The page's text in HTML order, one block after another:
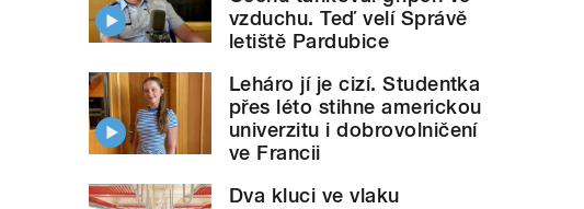
vzduchu. Teď velí Správě
letiště Pardubice
Leháro jí je cizí. Studentka
přes léto stihne americkou
univerzitu i dobrovolničení
ve Francii
Dva kluci ve vlaku